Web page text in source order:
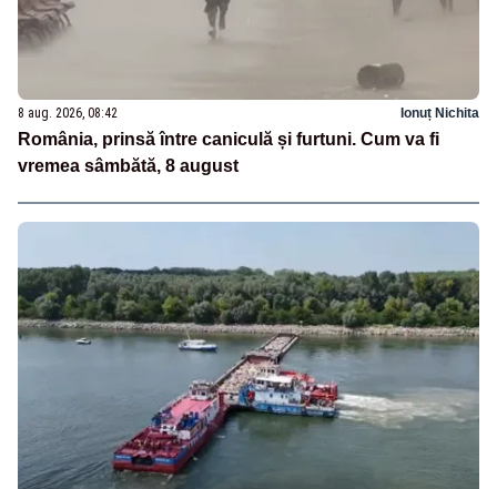
8 aug. 2026, 08:42 Ionuț Nichita
România, prinsă între caniculă și furtuni. Cum va fi
vremea sâmbătă, 8 august